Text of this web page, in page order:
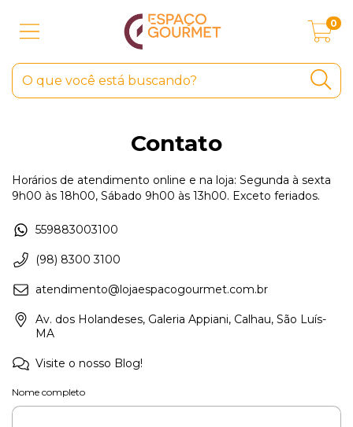
0
Contato
Horários de atendimento online e na loja: Segunda à sexta
9h00 às 18h00, Sábado 9h00 às 13h00. Exceto feriados.
559883003100
(98) 8300 3100
atendimento@lojaespacogourmet.com.br
Av. dos Holandeses, Galeria Appiani, Calhau, São Luís-
MA
Visite o nosso Blog!
Nome completo